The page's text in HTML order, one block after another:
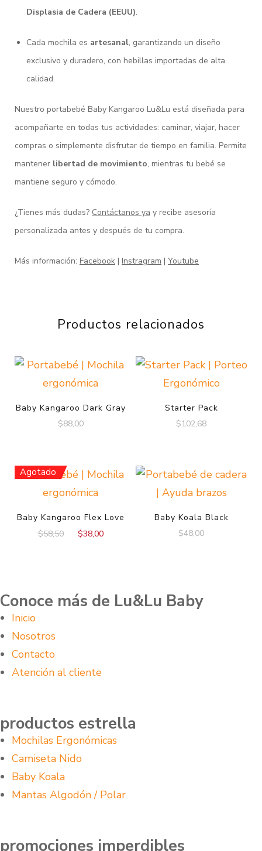
Displasia de Cadera (EEUU).
Cada mochila es artesanal, garantizando un diseño
exclusivo y duradero, con hebillas importadas de alta
calidad.
Nuestro portabebé Baby Kangaroo Lu&Lu está diseñada para
acompañarte en todas tus actividades: caminar, viajar, hacer
compras o simplemente disfrutar de tiempo en familia. Permite
mantener libertad de movimiento, mientras tu bebé se
mantiene seguro y cómodo.
¿Tienes más dudas? Contáctanos ya y recibe asesoría
personalizada antes y después de tu compra.
Más información: Facebook | Instragram | Youtube
Productos relacionados
Baby Kangaroo Dark Gray
$88,00
Starter Pack
$102,68
Agotado
Baby Kangaroo Flex Love
$58,50 $38,00
Baby Koala Black
$48,00
Conoce más de Lu&Lu Baby
Inicio
Nosotros
Contacto
Atención al cliente
productos estrella
Mochilas Ergonómicas
Camiseta Nido
Baby Koala
Mantas Algodón / Polar
promociones imperdibles